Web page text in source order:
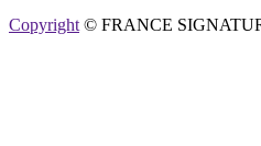
Copyright © FRANCE